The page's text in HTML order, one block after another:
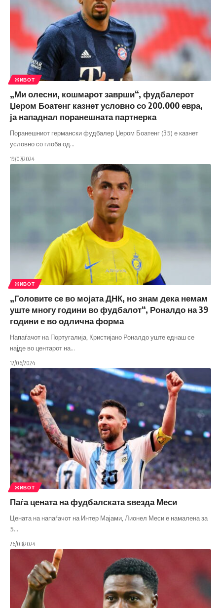
ЖИВОТ
„Ми олесни, кошмарот заврши“, фудбалерот
Џером Боатенг казнет условно со 200.000 евра,
ја нападнал поранешната партнерка
Поранешниот германски фудбалер Џером Боатенг (35) е казнет
условно со глоба од…
19/07/2024
ЖИВОТ
„Головите се во мојата ДНК, но знам дека немам
уште многу години во фудбалот“, Роналдо на 39
години е во одлична форма
Напаѓачот на Португалија, Кристијано Роналдо уште еднаш се
најде во центарот на…
12/06/2024
ЖИВОТ
Паѓа цената на фудбалската ѕвезда Меси
Цената на напаѓачот на Интер Мајами, Лионел Меси е намалена за
5…
26/03/2024